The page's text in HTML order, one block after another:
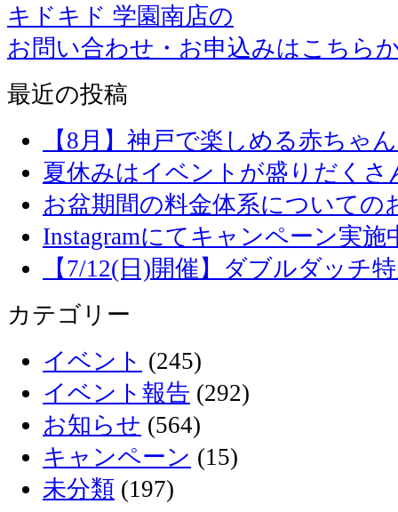
キドキド 学園南店の
お問い合わせ・お申込みはこちら
最近の投稿
【8月】神戸で楽しめる赤ちゃ
夏休みはイベントが盛りだくさ
お盆期間の料金体系についての
Instagramにてキャンペーン実施
【7/12(日)開催】ダブルダッチ
カテゴリー
イベント (245)
イベント報告 (292)
お知らせ (564)
キャンペーン (15)
未分類 (197)